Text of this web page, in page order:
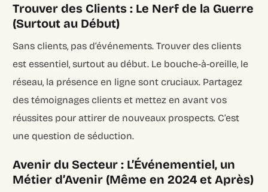
Trouver des Clients : Le Nerf de la Guerre
(Surtout au Début)
Sans clients, pas d’événements. Trouver des clients
est essentiel, surtout au début. Le bouche-à-oreille, le
réseau, la présence en ligne sont cruciaux. Partagez
des témoignages clients et mettez en avant vos
réussites pour attirer de nouveaux prospects. C’est
une question de séduction.
Avenir du Secteur : L’Événementiel, un
Métier d’Avenir (Même en 2024 et Après)